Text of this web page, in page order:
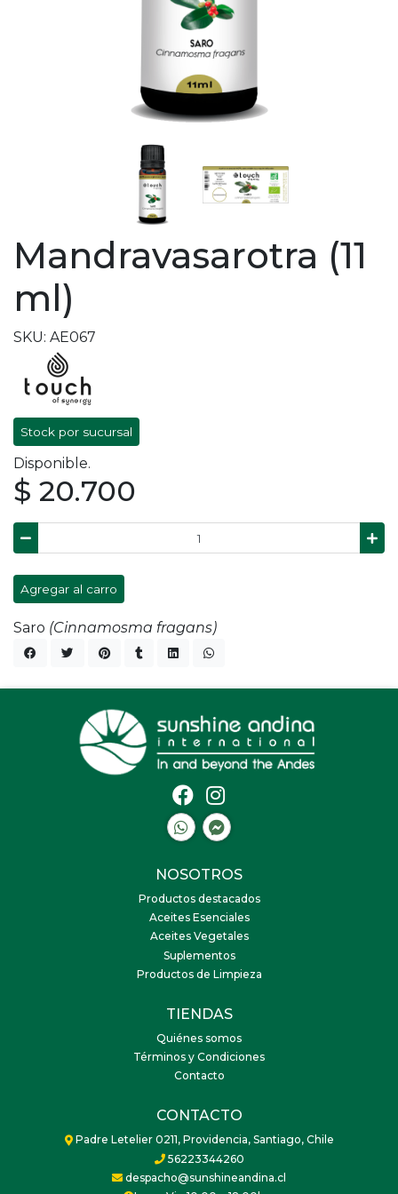
Mandravasarotra (11
ml)
SKU: AE067
Stock por sucursal
Disponible.
$ 20.700
Agregar al carro
Saro (Cinnamosma fragans)
NOSOTROS
Productos destacados
Aceites Esenciales
Aceites Vegetales
Suplementos
Productos de Limpieza
TIENDAS
Quiénes somos
Términos y Condiciones
Contacto
CONTACTO
Padre Letelier 0211, Providencia, Santiago, Chile
56223344260
despacho@sunshineandina.cl